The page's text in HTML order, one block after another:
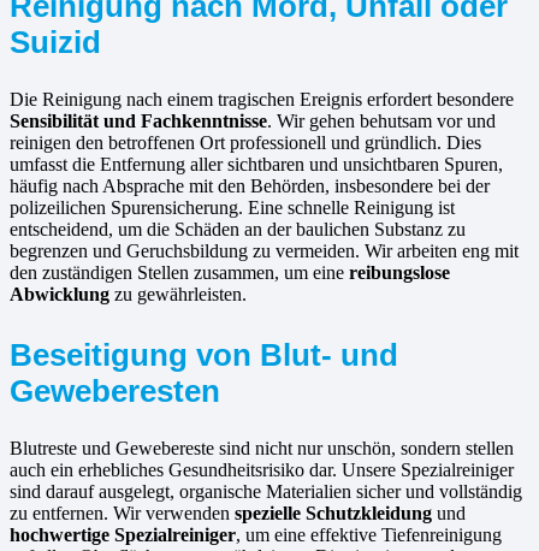
Suizid
Die Reinigung nach einem tragischen Ereignis erfordert besondere
Sensibilität und Fachkenntnisse. Wir gehen behutsam vor und
reinigen den betroffenen Ort professionell und gründlich. Dies
umfasst die Entfernung aller sichtbaren und unsichtbaren Spuren,
häufig nach Absprache mit den Behörden, insbesondere bei der
polizeilichen Spurensicherung. Eine schnelle Reinigung ist
entscheidend, um die Schäden an der baulichen Substanz zu
begrenzen und Geruchsbildung zu vermeiden. Wir arbeiten eng mit
den zuständigen Stellen zusammen, um eine reibungslose
Abwicklung zu gewährleisten.
Beseitigung von Blut- und
Geweberesten
Blutreste und Gewebereste sind nicht nur unschön, sondern stellen
auch ein erhebliches Gesundheitsrisiko dar. Unsere Spezialreiniger
sind darauf ausgelegt, organische Materialien sicher und vollständig
zu entfernen. Wir verwenden spezielle Schutzkleidung und
hochwertige Spezialreiniger, um eine effektive Tiefenreinigung